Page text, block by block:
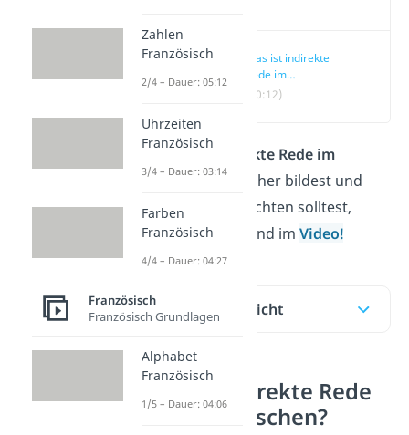
Was ist indirekte
Rede im
Französischen?
(00:12)
Wie du dieindirekte Rede im
Französischen
sicher bildest und
was du dabei beachten solltest,
erfährst du hier und im Video!
Inhaltsübersicht
Was ist indirekte Rede
im Französischen?
Zahlen
Französisch
2/4 – Dauer: 05:12
Uhrzeiten
Französisch
3/4 – Dauer: 03:14
Farben
Französisch
4/4 – Dauer: 04:27
Französisch
Französisch Grundlagen
Alphabet
Französisch
1/5 – Dauer: 04:06